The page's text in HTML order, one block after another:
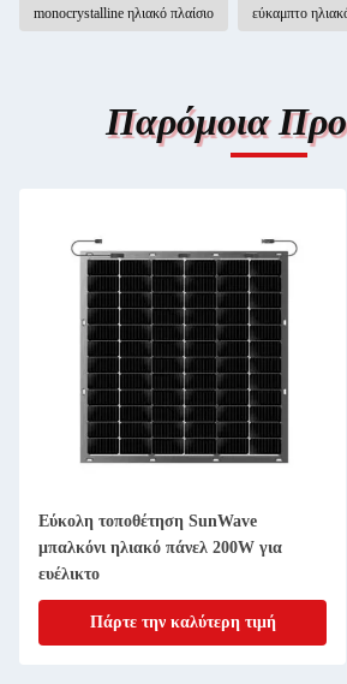
monocrystalline ηλιακό πλαίσιο εύκαμπτο
Παρόμοια
Εύκολη τοποθέτηση SunWave
μπαλκόνι ηλιακό πάνελ 200W για
ευέλικτο
Πάρτε την καλύτερη τιμή